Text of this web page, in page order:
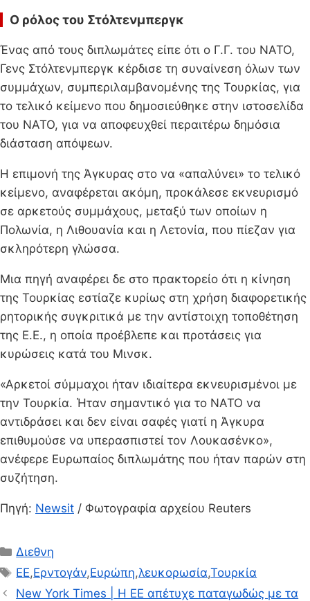
Ο ρόλος του Στόλτενμπεργκ
Ένας από τους διπλωμάτες είπε ότι ο Γ.Γ. του ΝΑΤΟ,
Γενς Στόλτενμπεργκ κέρδισε τη συναίνεση όλων των
συμμάχων, συμπεριλαμβανομένης της Τουρκίας, για
το τελικό κείμενο που δημοσιεύθηκε στην ιστοσελίδα
του ΝΑΤΟ, για να αποφευχθεί περαιτέρω δημόσια
διάσταση απόψεων.
Η επιμονή της Άγκυρας στο να «απαλύνει» το τελικό
κείμενο, αναφέρεται ακόμη, προκάλεσε εκνευρισμό
σε αρκετούς συμμάχους, μεταξύ των οποίων η
Πολωνία, η Λιθουανία και η Λετονία, που πίεζαν για
σκληρότερη γλώσσα.
Μια πηγή αναφέρει δε στο πρακτορείο ότι η κίνηση
της Τουρκίας εστίαζε κυρίως στη χρήση διαφορετικής
ρητορικής συγκριτικά με την αντίστοιχη τοποθέτηση
της Ε.Ε., η οποία προέβλεπε και προτάσεις για
κυρώσεις κατά του Μινσκ.
«Αρκετοί σύμμαχοι ήταν ιδιαίτερα εκνευρισμένοι με
την Τουρκία. Ήταν σημαντικό για το ΝΑΤΟ να
αντιδράσει και δεν είναι σαφές γιατί η Άγκυρα
επιθυμούσε να υπερασπιστεί τον Λουκασένκο»,
ανέφερε Ευρωπαίος διπλωμάτης που ήταν παρών στη
συζήτηση.
Πηγή: Newsit / Φωτογραφία αρχείου Reuters
Κατηγορίες
Διεθνη
Ετικέτες
ΕΕ,Ερντογάν,Ευρώπη,λευκορωσία,Τουρκία
New York Times | Η ΕΕ απέτυχε παταγωδώς με τα